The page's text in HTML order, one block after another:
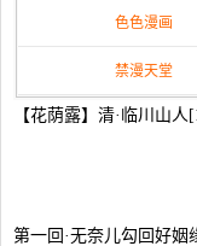
色色漫画
禁漫天堂
【花荫露】清·临川山人
第一回·无奈儿勾回好姻